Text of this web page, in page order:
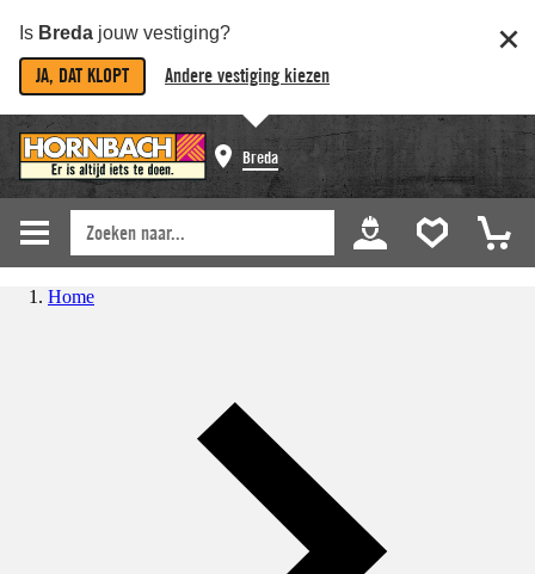
Is Breda jouw vestiging?
JA, DAT KLOPT Andere vestiging kiezen
Breda
Home